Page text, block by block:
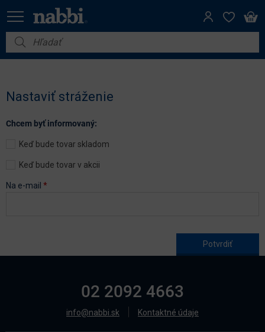
Nábytok
Dom a záhrada
Akcie
Nastaviť stráženie
Chcem byť informovaný:
Keď bude tovar skladom
Keď bude tovar v akcii
Na e-mail *
02 2092 4663
info@nabbi.sk Kontaktné údaje